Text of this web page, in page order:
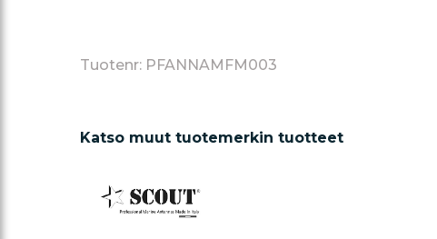
Tuotenr: PFANNAMFM003
Katso muut tuotemerkin tuotteet